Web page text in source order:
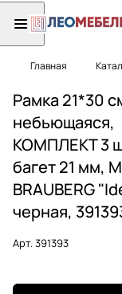
Главная
Рамка 21*30
небьющаяся,
КОМПЛЕКТ 3
багет 21 мм,
BRAUBERG
черная,
Арт.391393